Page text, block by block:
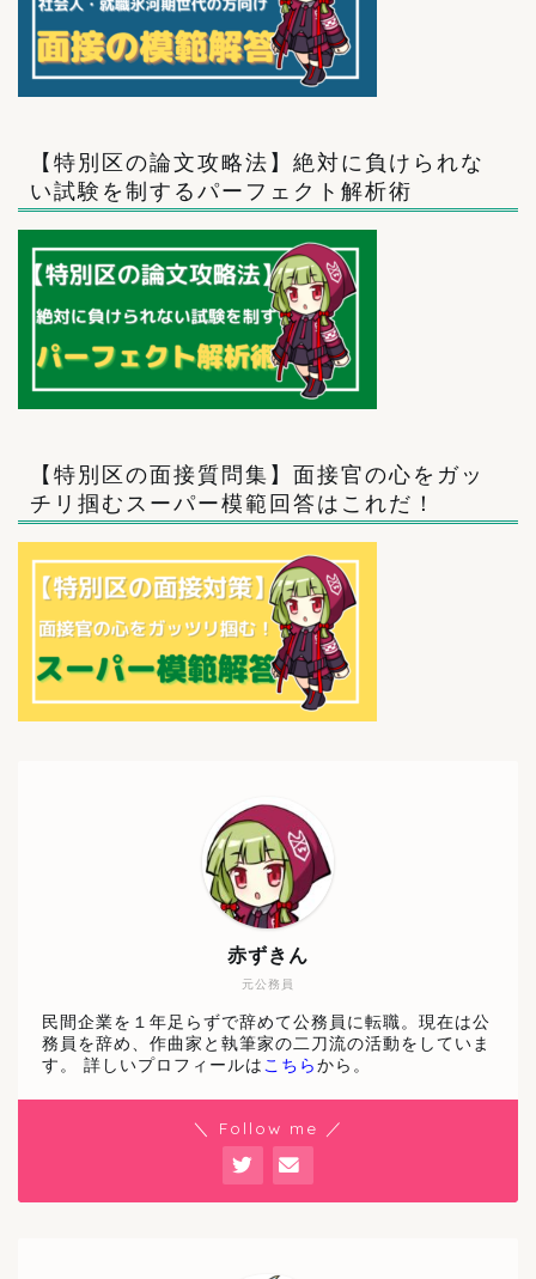
【特別区の論文攻略法】絶対に負けられな
い試験を制するパーフェクト解析術
【特別区の面接質問集】面接官の心をガッ
チリ掴むスーパー模範回答はこれだ！
元公務員
赤ずきん
民間企業を１年足らずで辞めて公務員に転職。現在は公
務員を辞め、作曲家と執筆家の二刀流の活動をしていま
す。 詳しいプロフィールは こちら から。
＼ Follow me ／